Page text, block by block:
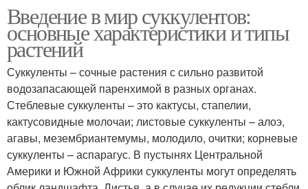
Введение в мир суккулентов:
основные характеристики и типы
растений
Суккуленты – сочные растения с сильно развитой
водозапасающей паренхимой в разных органах.
Стеблевые суккуленты – это кактусы, стапелии,
кактусовидные молочаи; листовые суккуленты – алоэ,
агавы, мезембриантемумы, молодило, очитки; корневые
суккуленты – аспарагус. В пустынях Центральной
Америки и Южной Африки суккуленты могут определять